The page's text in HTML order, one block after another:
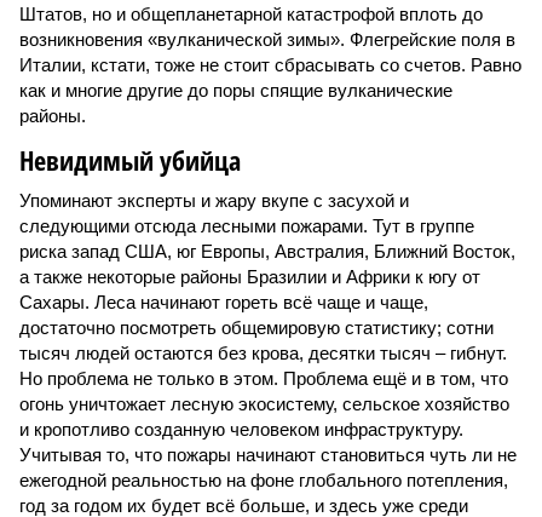
Штатов, но и общепланетарной катастрофой вплоть до
возникновения «вулканической зимы». Флегрейские поля в
Италии, кстати, тоже не стоит сбрасывать со счетов. Равно
как и многие другие до поры спящие вулканические
районы.
Невидимый убийца
Упоминают эксперты и жару вкупе с засухой и
следующими отсюда лесными пожарами. Тут в группе
риска запад США, юг Европы, Австралия, Ближний Восток,
а также некоторые районы Бразилии и Африки к югу от
Сахары. Леса начинают гореть всё чаще и чаще,
достаточно посмотреть общемировую статистику; сотни
тысяч людей остаются без крова, десятки тысяч – гибнут.
Но проблема не только в этом. Проблема ещё и в том, что
огонь уничтожает лесную экосистему, сельское хозяйство
и кропотливо созданную человеком инфраструктуру.
Учитывая то, что пожары начинают становиться чуть ли не
ежегодной реальностью на фоне глобального потепления,
год за годом их будет всё больше, и здесь уже среди